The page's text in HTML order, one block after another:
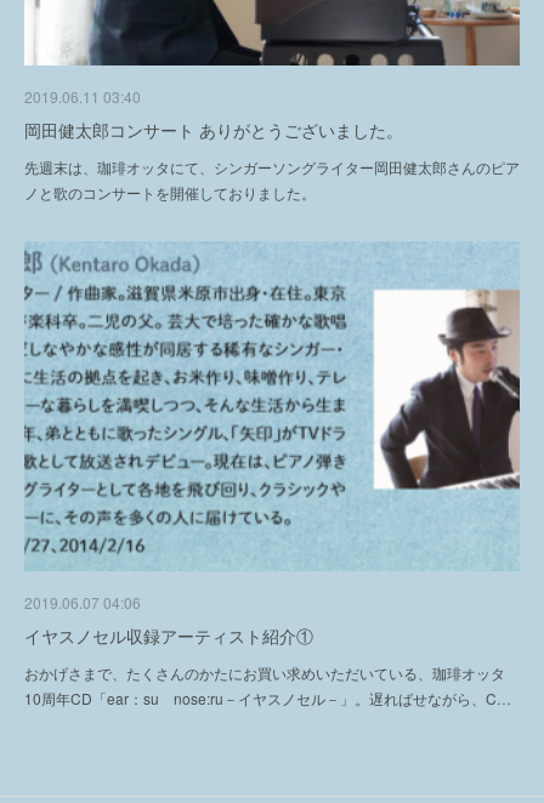
2019.06.11 03:40
岡田健太郎コンサート ありがとうございました。
先週末は、珈琲オッタにて、シンガーソングライター岡田健太郎さんのピア
ノと歌のコンサートを開催しておりました。
2019.06.07 04:06
イヤスノセル収録アーティスト紹介①
おかげさまで、たくさんのかたにお買い求めいただいている、珈琲オッタ
10周年CD「ear：su nose:ru－イヤスノセル－」。遅ればせながら、C…